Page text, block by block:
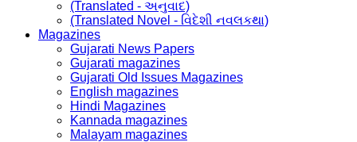
(Translated - અનુવાદ)
(Translated Novel - વિદેશી નવલકથા)
Magazines
Gujarati News Papers
Gujarati magazines
Gujarati Old Issues Magazines
English magazines
Hindi Magazines
Kannada magazines
Malayam magazines